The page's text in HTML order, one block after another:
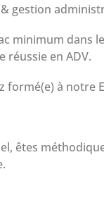
gestion
minimum dans
réussie en ADV.
à notre
êtes